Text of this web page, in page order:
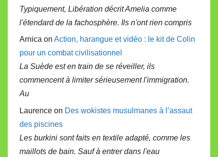
Typiquement, Libération décrit Amelia comme
l'étendard de la fachosphère. Ils n'ont rien compris
Arnica on Action, harangue et vidéo : le kit de Colin
pour un combat civilisationnel
La Suède est en train de se réveiller, ils
commencent à limiter sérieusement l'immigration.
Au
Laurence on Des wokistes musulmanes à l’assaut
des piscines
Les burkini sont faits en textile adapté, comme les
maillots de bain. Sauf à entrer dans l'eau